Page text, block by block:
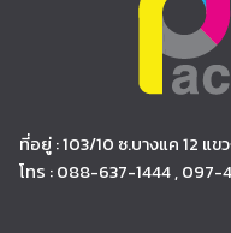
ที่อยู่ : 103/10 ซ.บางแค 12 แ
โทร : 088-637-1444 , 097-